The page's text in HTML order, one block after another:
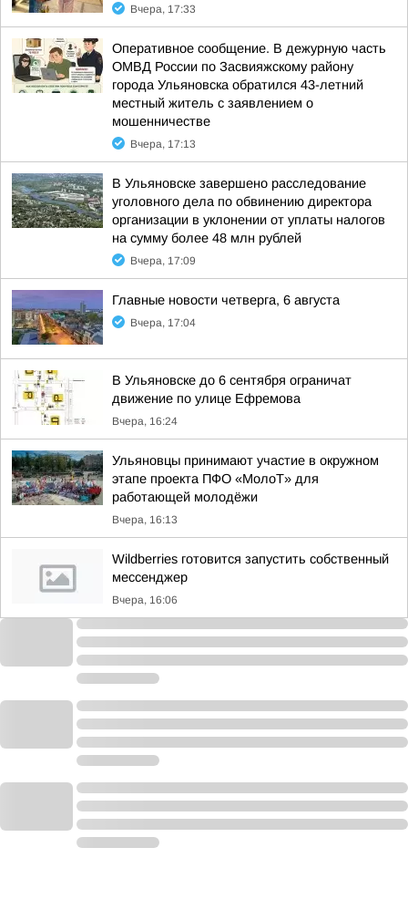
Вчера, 17:33
Оперативное сообщение. В дежурную часть
ОМВД России по Засвияжскому району
города Ульяновска обратился 43-летний
местный житель с заявлением о
мошенничестве
Вчера, 17:13
В Ульяновске завершено расследование
уголовного дела по обвинению директора
организации в уклонении от уплаты налогов
на сумму более 48 млн рублей
Вчера, 17:09
Главные новости четверга, 6 августа
Вчера, 17:04
В Ульяновске до 6 сентября ограничат
движение по улице Ефремова
Вчера, 16:24
Ульяновцы принимают участие в окружном
этапе проекта ПФО «МолоТ» для
работающей молодёжи
Вчера, 16:13
Wildberries готовится запустить собственный
мессенджер
Вчера, 16:06